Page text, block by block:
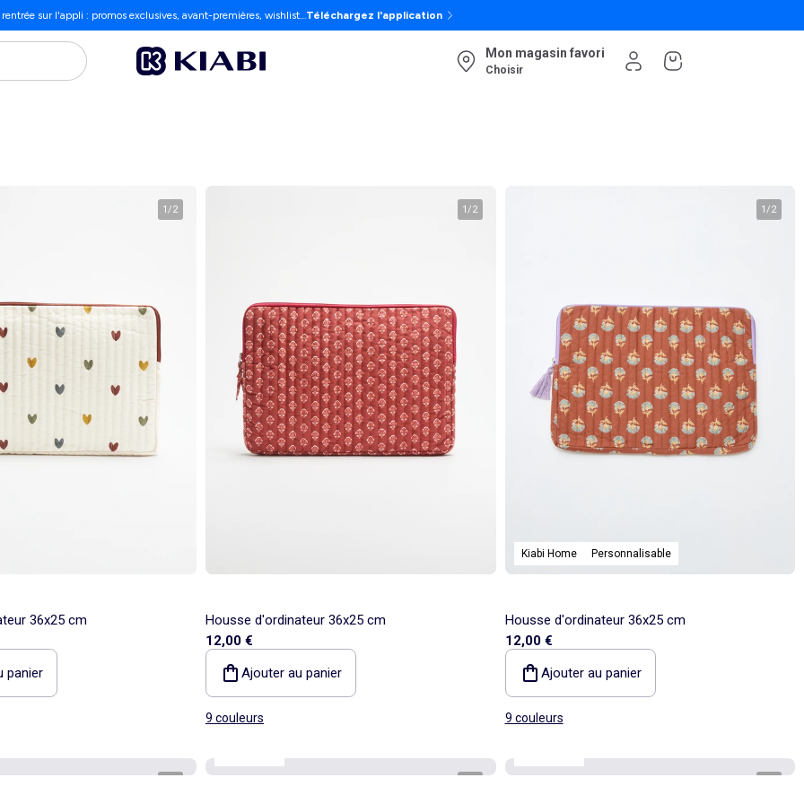
rentrée sur l'appli : promos exclusives, avant-premières, wishlist…Téléchargez l'application
Mon magasin favori
Choisir
1/2
36x25 cm
panier
1/2
Housse d'ordinateur 36x25 cm
12,00 €
Ajouter au panier
9 couleurs
Kiabi Home Personnalisable
1/2
Housse d'ordinateur 36x25 cm
12,00 €
Ajouter au panier
9 couleurs